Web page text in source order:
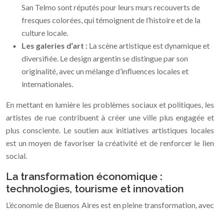
San Telmo sont réputés pour leurs murs recouverts de
fresques colorées, qui témoignent de l’histoire et de la
culture locale.
Les galeries d’art : La scène artistique est dynamique et
diversifiée. Le design argentin se distingue par son
originalité, avec un mélange d’influences locales et
internationales.
En mettant en lumière les problèmes sociaux et politiques, les
artistes de rue contribuent à créer une ville plus engagée et
plus consciente. Le soutien aux initiatives artistiques locales
est un moyen de favoriser la créativité et de renforcer le lien
social.
La transformation économique :
technologies, tourisme et innovation
L’économie de Buenos Aires est en pleine transformation, avec